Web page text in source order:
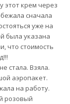
этот крем через
сначала
уже на
была указана
что стоимость
стала. Взяла.
аэропакет.
на работу.
розовый